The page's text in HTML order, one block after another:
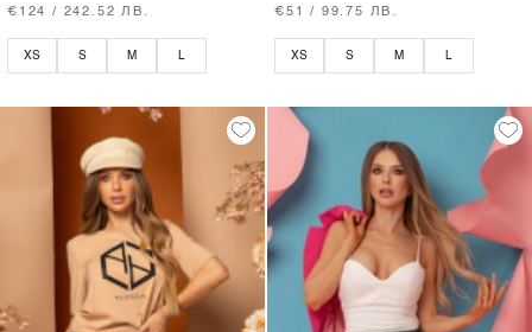
€124 / 242.52 ЛВ.
XS S M L
€51 / 99.75 ЛВ.
XS S M L